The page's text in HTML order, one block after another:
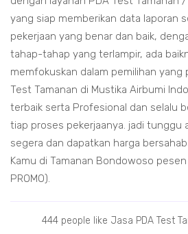
yang siap memberikan data laporan
pekerjaan yang benar dan baik,
tahap-tahap yang terlampir, ada
memfokuskan dalam pemilihan yang
Test Tamanan di Mustika Airbumi
terbaik serta Profesional dan selalu
tiap proses pekerjaanya. jadi tunggu
segera dan dapatkan harga
Kamu di Tamanan Bondowoso
PROMO).
444 people like Jasa PDA Test